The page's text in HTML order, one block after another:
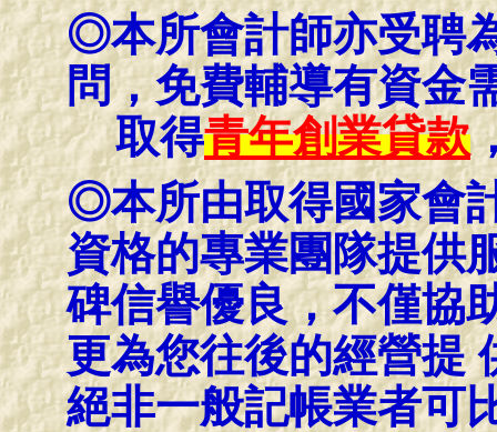
◎本所會計師亦受聘
問，免費輔導有資金
取得青年創業貸款
◎本所由取得國家會
資格的專業團隊提供
碑信譽優良，不僅協
更為您往後的經營提
絕非一般記帳業者可